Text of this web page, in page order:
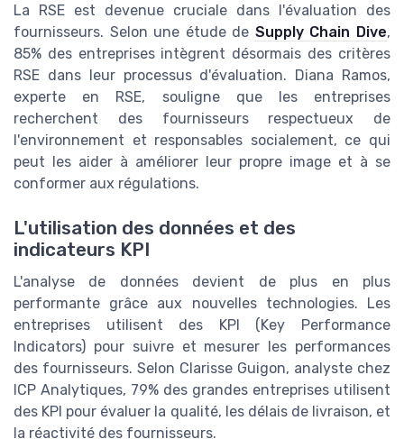
La RSE est devenue cruciale dans l'évaluation des
fournisseurs. Selon une étude de Supply Chain Dive,
85% des entreprises intègrent désormais des critères
RSE dans leur processus d'évaluation. Diana Ramos,
experte en RSE, souligne que les entreprises
recherchent des fournisseurs respectueux de
l'environnement et responsables socialement, ce qui
peut les aider à améliorer leur propre image et à se
conformer aux régulations.
L'utilisation des données et des
indicateurs KPI
L'analyse de données devient de plus en plus
performante grâce aux nouvelles technologies. Les
entreprises utilisent des KPI (Key Performance
Indicators) pour suivre et mesurer les performances
des fournisseurs. Selon Clarisse Guigon, analyste chez
ICP Analytiques, 79% des grandes entreprises utilisent
des KPI pour évaluer la qualité, les délais de livraison, et
la réactivité des fournisseurs.